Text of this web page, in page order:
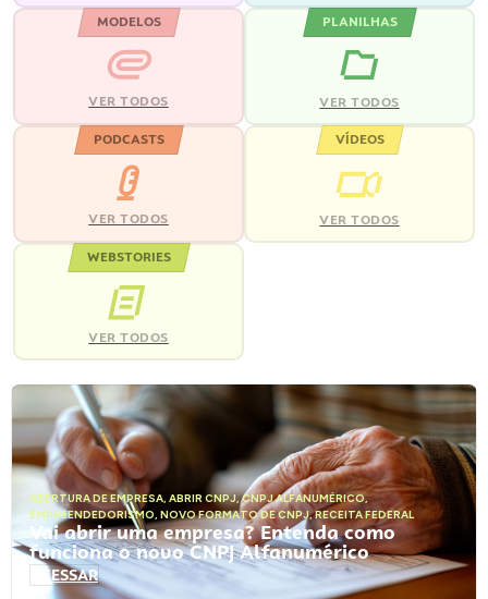
MODELOS
VER TODOS
PLANILHAS
VER TODOS
PODCASTS
VER TODOS
VÍDEOS
VER TODOS
WEBSTORIES
VER TODOS
ABERTURA DE EMPRESA, ABRIR CNPJ,CNPJ ALFANUMÉRICO,
EMPREENDEDORISMO, NOVO FORMATO DE CNPJ,RECEITA FEDERAL
Vai abrir uma empresa? Entenda como
funciona o novo CNPJ Alfanumérico
ACESSAR